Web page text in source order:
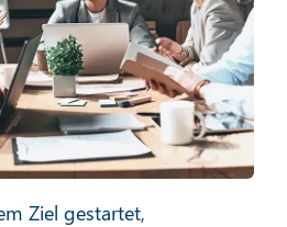
Marketing
erfahren
Ziel gestartet,